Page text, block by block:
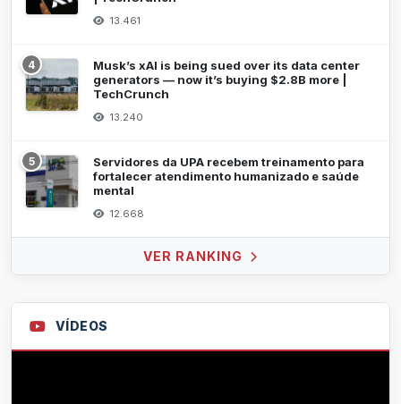
13.461
4
Musk’s xAI is being sued over its data center
generators — now it’s buying $2.8B more |
TechCrunch
13.240
5
Servidores da UPA recebem treinamento para
fortalecer atendimento humanizado e saúde
mental
12.668
VER RANKING
VÍDEOS